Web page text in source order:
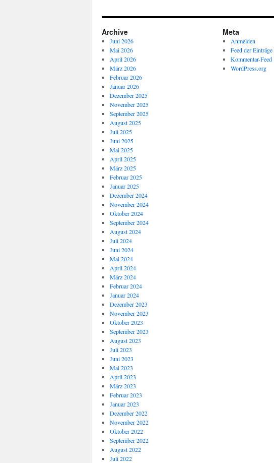
Archive
Juni 2026
Mai 2026
April 2026
März 2026
Februar 2026
Januar 2026
Dezember 2025
November 2025
September 2025
August 2025
Juli 2025
Juni 2025
Mai 2025
April 2025
März 2025
Februar 2025
Januar 2025
Dezember 2024
November 2024
Oktober 2024
September 2024
August 2024
Juli 2024
Juni 2024
Mai 2024
April 2024
März 2024
Februar 2024
Januar 2024
Dezember 2023
November 2023
Oktober 2023
September 2023
August 2023
Juli 2023
Juni 2023
Mai 2023
April 2023
März 2023
Februar 2023
Januar 2023
Dezember 2022
November 2022
Oktober 2022
September 2022
August 2022
Juli 2022
Meta
Anmelden
Feed der Einträge
Kommentar-Feed
WordPress.org